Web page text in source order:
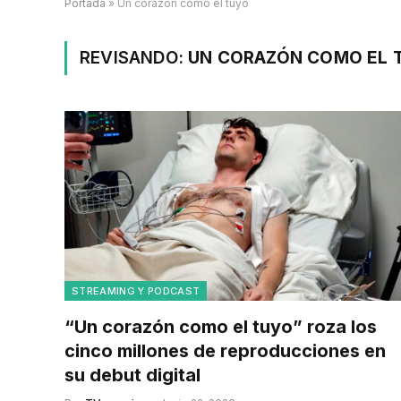
Portada » Un corazón como el tuyo
REVISANDO: UN CORAZÓN COMO EL
STREAMING Y PODCAST
“Un corazón como el tuyo” roza los
cinco millones de reproducciones en
su debut digital